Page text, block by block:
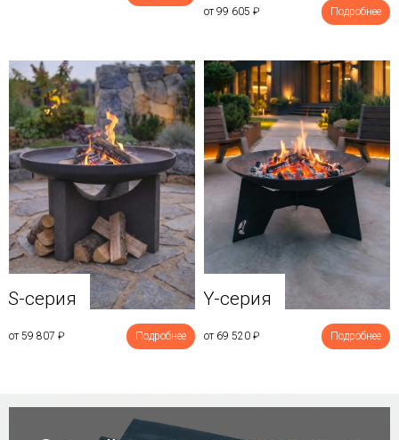
от 99 605 ₽ Подробнее
S-серия
от 59 807 ₽ Подробнее
Y-серия
от 69 520 ₽ Подробнее